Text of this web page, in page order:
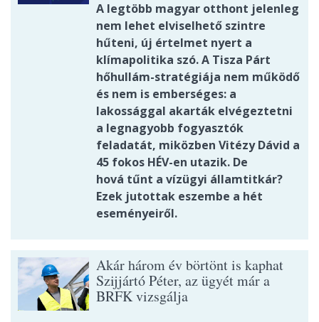
A legtöbb magyar otthont jelenleg
nem lehet elviselhető szintre
hűteni, új értelmet nyert a
klímapolitika szó. A Tisza Párt
hőhullám-stratégiája nem működő
és nem is emberséges: a
lakossággal akarták elvégeztetni
a legnagyobb fogyasztók
feladatát, miközben Vitézy Dávid a
45 fokos HÉV-en utazik. De
hová tűnt a vízügyi államtitkár?
Ezek jutottak eszembe a hét
eseményeiről.
Akár három év börtönt is kaphat
Szijjártó Péter, az ügyét már a
BRFK vizsgálja